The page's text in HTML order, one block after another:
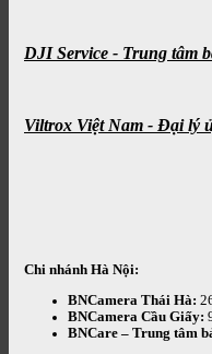
DJI Service - Trung tâm
Viltrox Việt Nam - Đại lý
Chi nhánh Hà Nội:
BNCamera Thái Hà:
BNCamera Cầu Giấy:
BNCare – Trung tâm